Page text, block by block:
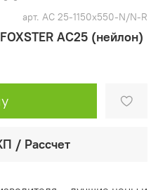
арт. AC 25-1150x550-N/N-R
AC25 (нейлон)
/ Рассчет